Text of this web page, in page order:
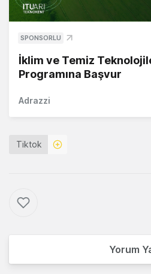
SPONSORLU
İklim ve Temiz
Programına Başvur
Adrazzi
Tiktok
Yorum